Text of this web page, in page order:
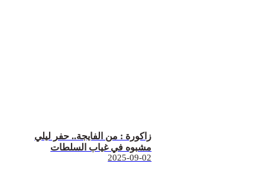
زاكورة : من الفايجة.. حفر ليلي
مشبوه في غياب السلطات
2025-09-02